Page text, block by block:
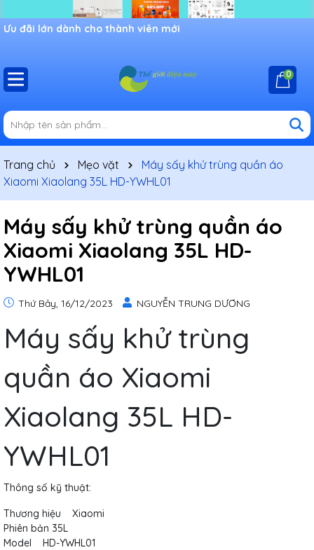
Ưu đãi lớn dành cho thành viên mới
0
Trang chủ Mẹo vặt
Máy sấy khử trùng quần áo
Xiaomi Xiaolang 35L HD-YWHL01
Máy sấy khử trùng quần áo
Xiaomi Xiaolang 35L HD-
YWHL01
Thứ Bảy, 16/12/2023 NGUYỄN TRUNG DƯƠNG
Máy sấy khử trùng
quần áo Xiaomi
Xiaolang 35L HD-
YWHL01
Thông số kỹ thuật:
Thương hiệu Xiaomi
Phiên bản 35L
Model HD-YWHL01